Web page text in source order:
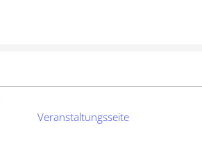
Veranstaltungsseite